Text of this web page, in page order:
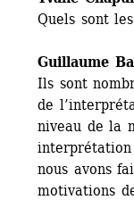
Quels sont
Guillaume
Ils sont
de
niveau de la
interprétation
nous avons
motivations